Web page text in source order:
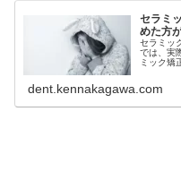
セラミ
めた方
セラミッ
では、実
ミック矯
dent.kennakagawa.com